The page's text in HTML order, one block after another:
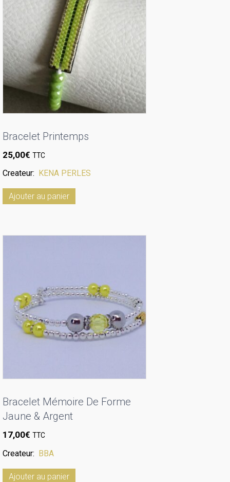
Bracelet Printemps
25,00€ TTC
Createur: KENA PERLES
Ajouter au panier
Bracelet Mémoire De Forme
Jaune & Argent
17,00€ TTC
Createur: BBA
Ajouter au panier